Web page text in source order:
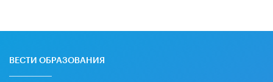
ВЕСТИ ОБРАЗОВАНИЯ